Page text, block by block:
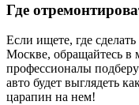
Где
Если ищете, где сделать
Москве, обращайтесь
профессионалы
авто будет выглядеть
царапин на нем!